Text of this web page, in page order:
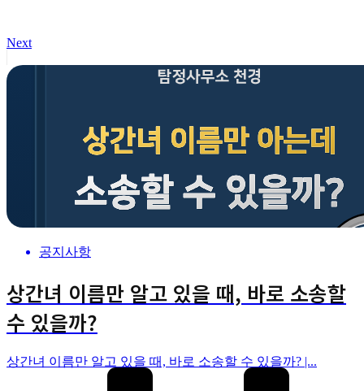
Next
공지사항
상간녀 이름만 알고 있을 때, 바로 소송할
수 있을까?
상간녀 이름만 알고 있을 때, 바로 소송할 수 있을까? |...